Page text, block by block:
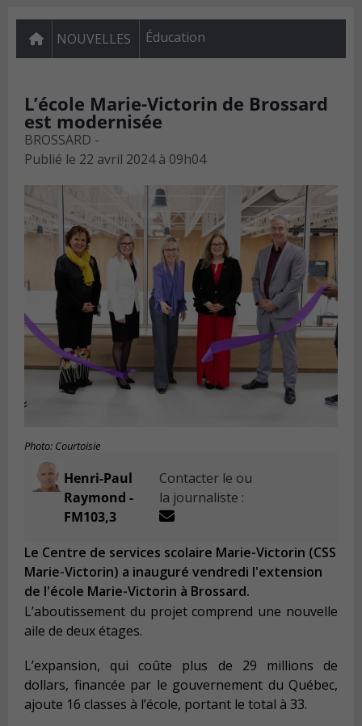
NOUVELLES Éducation
L’école Marie-Victorin de Brossard
est modernisée
BROSSARD -
Publié le 22 avril 2024 à 09h04
Photo: Courtoisie
Henri-Paul
Raymond -
FM103,3
Contacter le ou
la journaliste :
Le Centre de services scolaire Marie-Victorin (CSS
Marie-Victorin) a inauguré vendredi l'extension
de l'école Marie-Victorin à Brossard.
L’aboutissement du projet comprend une nouvelle
aile de deux étages.
L’expansion, qui coûte plus de 29 millions de
dollars, financée par le gouvernement du Québec,
ajoute 16 classes à l’école, portant le total à 33.